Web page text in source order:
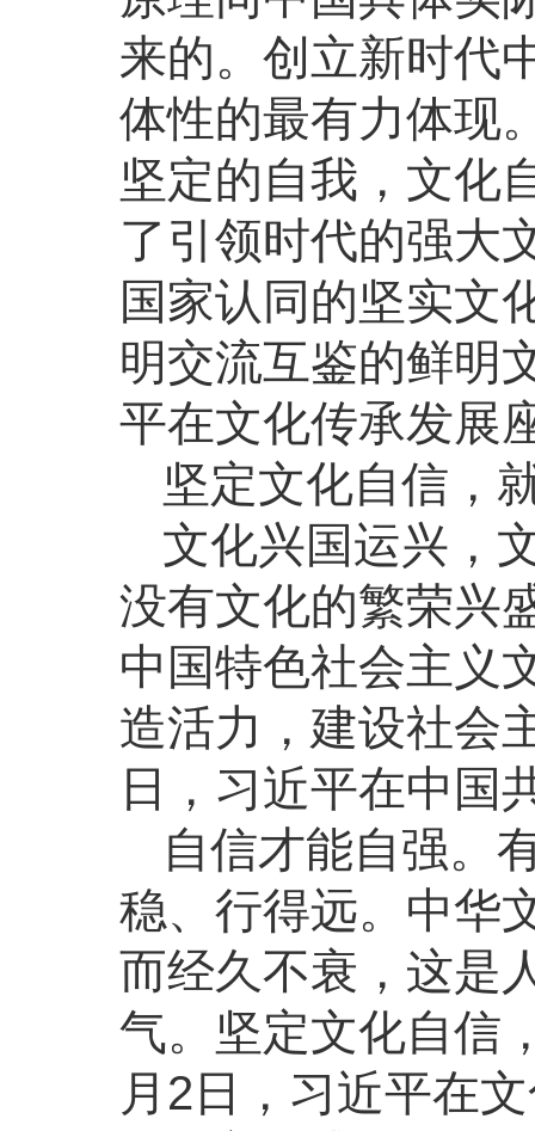
来的。创立新时代
体性的最有力体现
坚定的自我，文化
了引领时代的强大
国家认同的坚实文
明交流互鉴的鲜
平在文化传承发展
坚定文化自信，
文化兴国运兴，
没有文化的繁荣兴
中国特色社会主义
造活力，建设社
日，习近平在中国
自信才能自强。
稳、行得远。中华
而经久不衰，这是
气。坚定文化自信
月2日，习近平在